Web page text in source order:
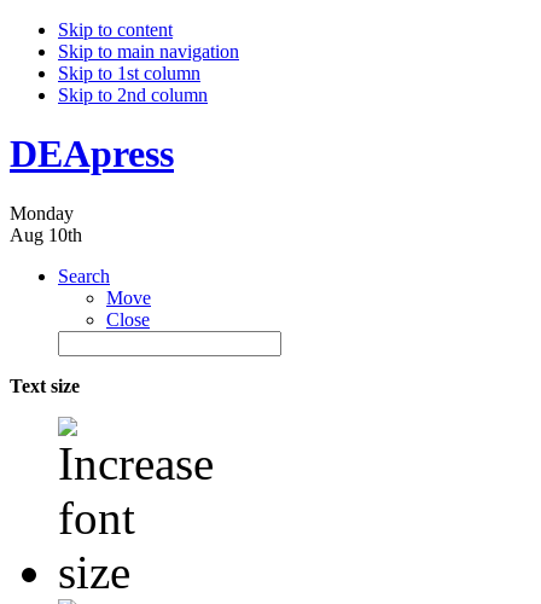
Skip to content
Skip to main navigation
Skip to 1st column
Skip to 2nd column
DEApress
Monday
Aug 10th
Search
Move
Close
Text size